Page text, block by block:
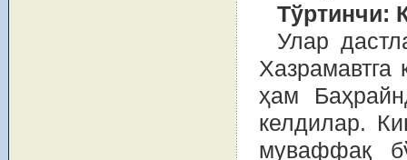
Тўртинчи:
Улар
ҳам
келдилар.
муваффақ